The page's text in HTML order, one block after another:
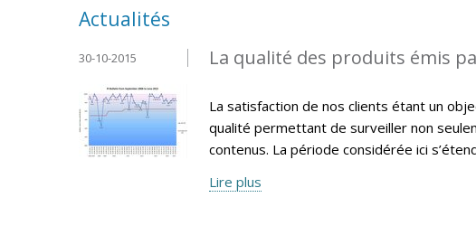
Actualités
La qualité des produits émis
30-10-2015
La satisfaction de nos clients étant un
qualité permettant de surveiller non
contenus. La période considérée ici
Lire plus